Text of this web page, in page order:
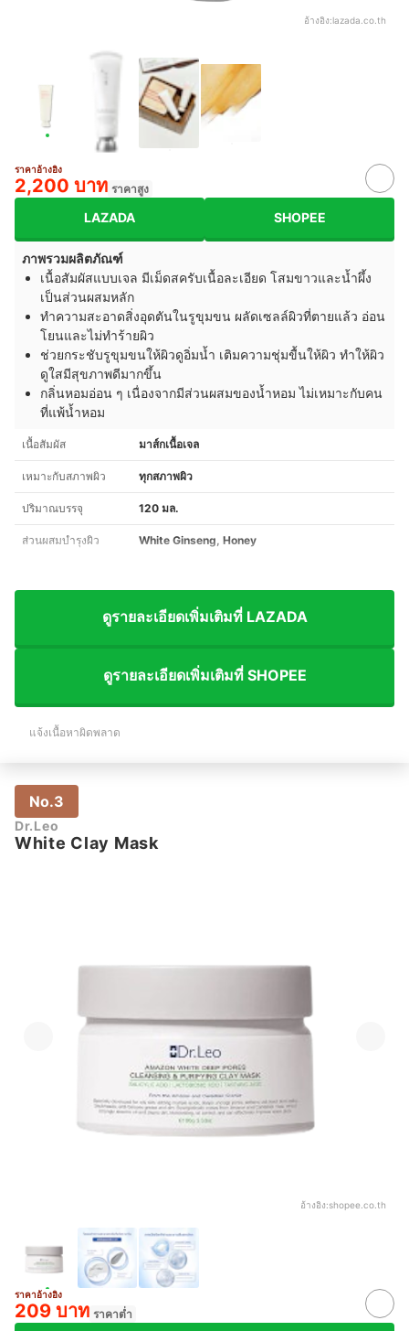
อ้างอิง:lazada.co.th
ราคาอ้างอิง
2,200 บาท ราคาสูง
LAZADA SHOPEE
ภาพรวมผลิตภัณฑ์
เนื้อสัมผัสแบบเจล มีเม็ดสครับเนื้อละเอียด โสมขาวและน้ำผึ้ง
เป็นส่วนผสมหลัก
ทำความสะอาดสิ่งอุดตันในรูขุมขน ผลัดเซลล์ผิวที่ตายแล้ว อ่อน
โยนและไม่ทำร้ายผิว
ช่วยกระชับรูขุมขนให้ผิวดูอิ่มน้ำ เติมความชุ่มขื้นให้ผิว ทำให้ผิว
ดูใสมีสุขภาพดีมากขึ้น
กลิ่นหอมอ่อน ๆ เนื่องจากมีส่วนผสมของน้ำหอม ไม่เหมาะกับคน
ที่แพ้น้ำหอม
เนื้อสัมผัส มาส์กเนื้อเจล
เหมาะกับสภาพผิว ทุกสภาพผิว
ปริมาณบรรจุ 120 มล.
ส่วนผสมบำรุงผิว White Ginseng, Honey
ดูรายละเอียดเพิ่มเติมที่ LAZADA
ดูรายละเอียดเพิ่มเติมที่ SHOPEE
แจ้งเนื้อหาผิดพลาด
No.3
Dr.Leo
White Clay Mask
อ้างอิง:shopee.co.th
ราคาอ้างอิง
209 บาท ราคาต่ำ